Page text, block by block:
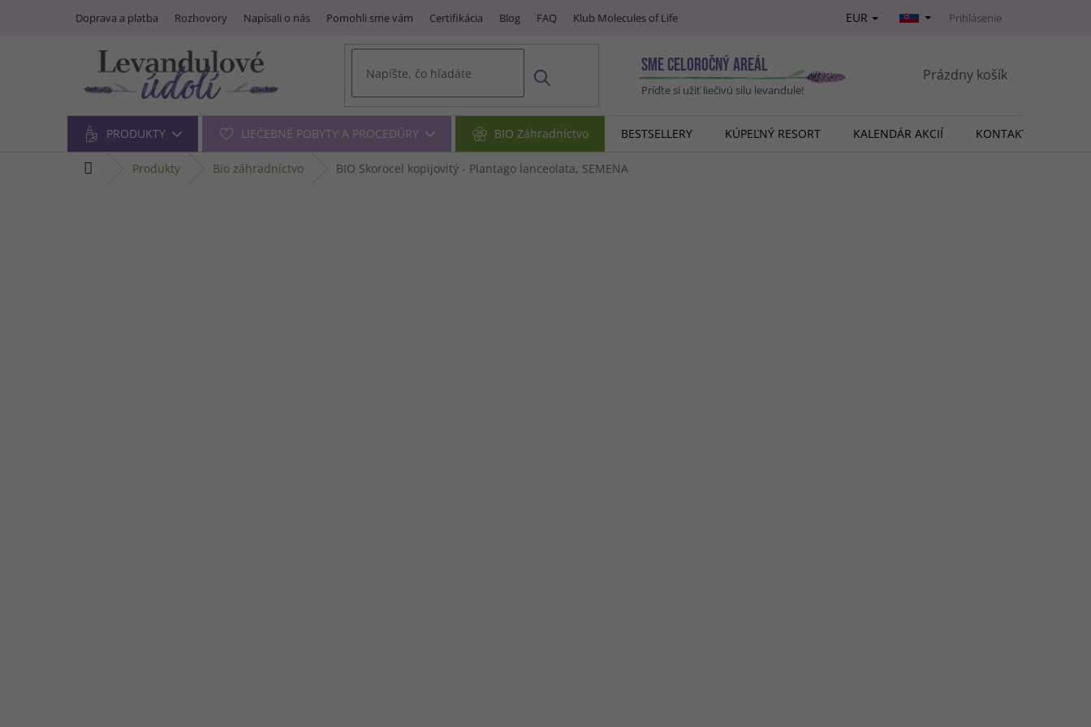
Doprava a platba Rozhovory Napísali o nás Pomohli sme vám Certifikácia Blog FAQ Klub Molecules of Life EUR Prihlásenie
SME CELOROČNÝ AREÁL
Príďte si užiť liečivú silu levandule!
NÁKUPNÝ
Prázdny košík
PRODUKTY LIEČEBNÉ POBYTY A PROCEDÚRY BIO Záhradníctvo BESTSELLERY KÚPEĽNÝ RESORT KALENDÁR AKCIÍ KONTAKT
domov produkty bio záhradníctvo BIO Skorocel kopijovitý - Plantago lanceolata, SEMENA